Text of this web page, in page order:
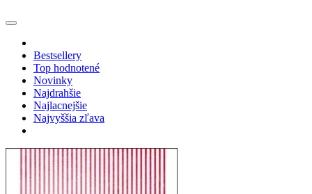
Bestsellery
Top hodnotené
Novinky
Najdrahšie
Najlacnejšie
Najvyššia zľava